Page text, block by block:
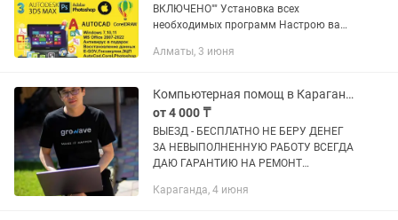
ВКЛЮЧЕНО"" Установка всех
необходимых программ Настрою ваш
БЕСПЛАТНЫЙ ВЫЕЗД на дом или офис
Алматы, 3 июня
Компьютерная помощ в Караганде,Программист,Выезд
от 4 000 ₸
ВЫЕЗД - БЕСПЛАТНО НЕ БЕРУ ДЕНЕГ
ЗА НЕВЫПОЛНЕННУЮ РАБОТУ ВСЕГДА
ДАЮ ГАРАНТИЮ НА РЕМОНТ
проблему ошибку связанную с
Караганда, 4 июня